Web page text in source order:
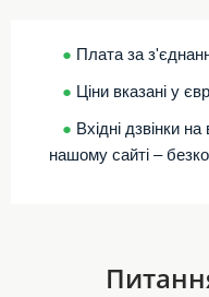
● Плата за
● Ціни вказані у
● Вхідні дзвінки
нашому сайті –